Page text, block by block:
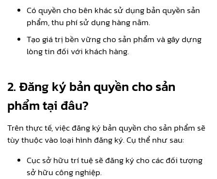
Có quyền cho bên khác sử dụng bản quyền sản
phẩm, thu phí sử dụng hàng nằm.
Tạo giá trị bền vững cho sản phẩm và gây dựng
lòng tin đối với khách hàng.
2. Đăng ký bản quyền cho sản
phẩm tại đâu?
Trên thực tế, việc đăng ký bản quyền cho sản phẩm sẽ
tùy thuộc vào loại hình đăng ký. Cụ thể như sau:
Cục sở hữu trí tuệ sẽ đăng ký cho các đối tượng
sở hữu công nghiệp.